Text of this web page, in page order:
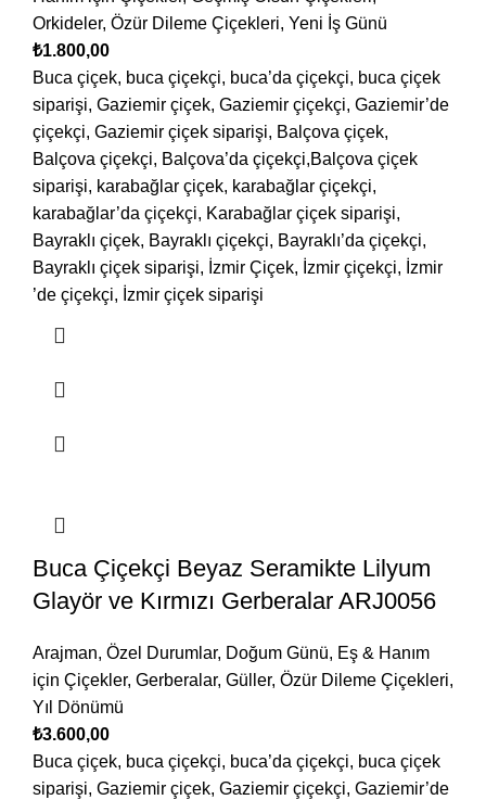
Orkideler, Özür Dileme Çiçekleri, Yeni İş Günü
₺1.800,00
Buca çiçek, buca çiçekçi, buca’da çiçekçi, buca çiçek
siparişi, Gaziemir çiçek, Gaziemir çiçekçi, Gaziemir’de
çiçekçi, Gaziemir çiçek siparişi, Balçova çiçek,
Balçova çiçekçi, Balçova’da çiçekçi,Balçova çiçek
siparişi, karabağlar çiçek, karabağlar çiçekçi,
karabağlar’da çiçekçi, Karabağlar çiçek siparişi,
Bayraklı çiçek, Bayraklı çiçekçi, Bayraklı’da çiçekçi,
Bayraklı çiçek siparişi, İzmir Çiçek, İzmir çiçekçi, İzmir
’de çiçekçi, İzmir çiçek siparişi
Buca Çiçekçi Beyaz Seramikte Lilyum
Glayör ve Kırmızı Gerberalar ARJ0056
Arajman, Özel Durumlar, Doğum Günü, Eş & Hanım
için Çiçekler, Gerberalar, Güller, Özür Dileme Çiçekleri,
Yıl Dönümü
₺3.600,00
Buca çiçek, buca çiçekçi, buca’da çiçekçi, buca çiçek
siparişi, Gaziemir çiçek, Gaziemir çiçekçi, Gaziemir’de